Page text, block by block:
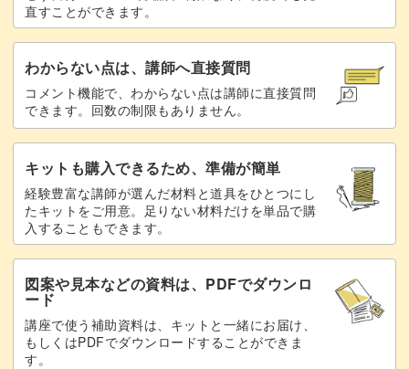
直すことができます。
わからない点は、講師へ直接質問
コメント機能で、わからない点は講師に直接質問
できます。回数の制限もありません。
キットも購入できるため、準備が簡単
経験豊富な講師が選んだ材料と道具をひとつにし
たキットをご用意。足りない材料だけを単品で購
入することもできます。
図案や見本などの資料は、PDFでダウンロ
ード
講座で使う補助資料は、キットと一緒にお届け、
もしくはPDFでダウンロードすることができま
す。